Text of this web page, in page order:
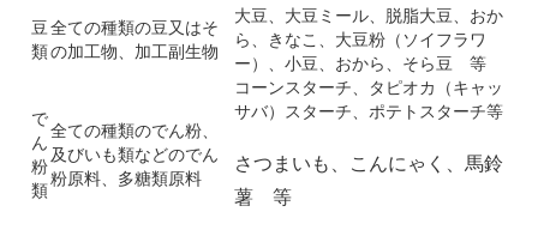
豆
類
全ての種類の豆又はそ
の加工物、加工副生物
大豆、大豆ミール、脱脂大豆、おか
ら、きなこ、大豆粉（ソイフラワ
ー）、小豆、おから、そら豆 等
で
ん
粉
類
全ての種類のでん粉、
及びいも類などのでん
粉原料、多糖類原料
コーンスターチ、タピオカ（キャッ
サバ）スターチ、ポテトスターチ等
さつまいも、こんにゃく、馬鈴
薯 等